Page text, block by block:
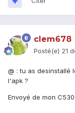
clem678
Posté(e) 21
@ : tu as desinstallé
l'apk ?
Envoyé de mon